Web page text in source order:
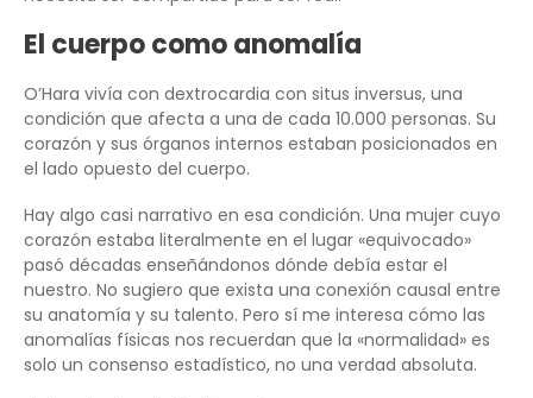
El cuerpo como anomalía
O’Hara vivía con dextrocardia con situs inversus, una
condición que afecta a una de cada 10.000 personas. Su
corazón y sus órganos internos estaban posicionados en
el lado opuesto del cuerpo.
Hay algo casi narrativo en esa condición. Una mujer cuyo
corazón estaba literalmente en el lugar «equivocado»
pasó décadas enseñándonos dónde debía estar el
nuestro. No sugiero que exista una conexión causal entre
su anatomía y su talento. Pero sí me interesa cómo las
anomalías físicas nos recuerdan que la «normalidad» es
solo un consenso estadístico, no una verdad absoluta.